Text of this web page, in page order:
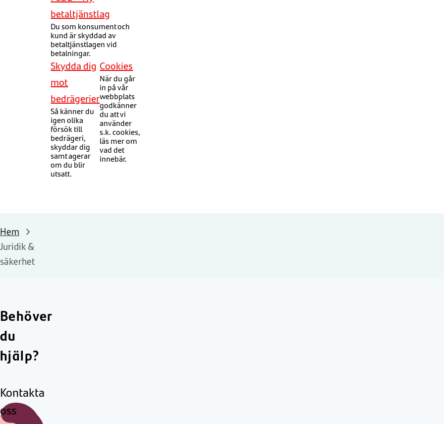
betaltjänstlag
Du som konsument och
kund är skyddad av
betaltjänstlagen vid
betalningar.
Skydda dig
mot
bedrägerier
Så känner du
igen olika
försök till
bedrägeri,
skyddar dig
samt agerar
om du blir
utsatt.
Cookies
När du går
in på vår
webbplats
godkänner
du att vi
använder
s.k. cookies,
läs mer om
vad det
innebär.
Hem
Juridik &
säkerhet
Behöver
du
hjälp?
Kontakta
oss